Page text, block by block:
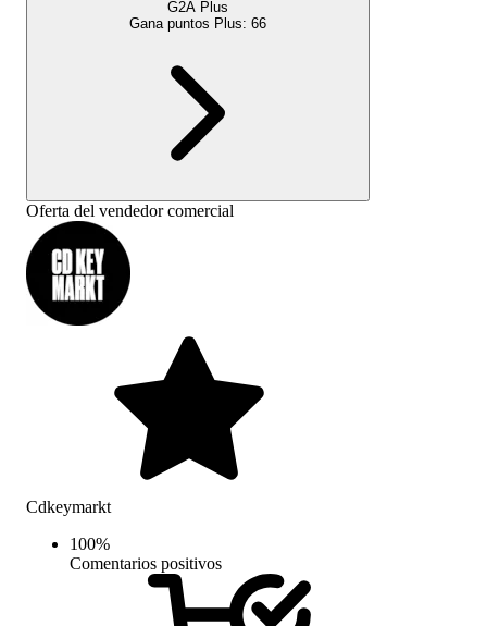
G2A Plus
Gana puntos Plus: 66
Oferta del vendedor comercial
Cdkeymarkt
100%
Comentarios positivos